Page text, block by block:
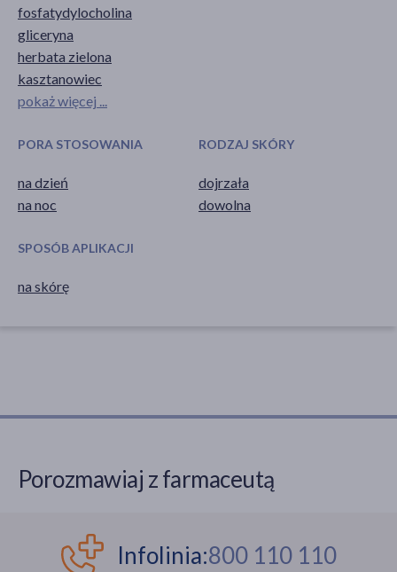
fosfatydylocholina
gliceryna
herbata zielona
kasztanowiec
pokaż więcej ...
PORA STOSOWANIA
na dzień
na noc
RODZAJ SKÓRY
dojrzała
dowolna
SPOSÓB APLIKACJI
na skórę
Porozmawiaj z farmaceutą
Infolinia:800 110 110